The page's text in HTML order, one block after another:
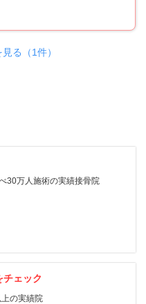
る（1件）
30万人施術の実績接骨院
ェック
の実績院